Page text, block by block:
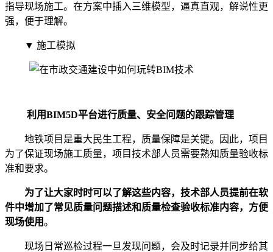
指导现场施工。在方案中插入三维模型，逼真直观，解说性更
强，便于理解。
▼ 施工模拟
利用BIM5D平台进行质量、安全问题的跟踪管理
地铁项目是重大民生工程，质量保障是关键。因此，项目
为了保证现场施工质量，项目技术部人员需要熟知质量验收标
准和要求。
为了让大家时时可以了解这些内容，技术部人员提前在软
件中增加了常见质量问题描述和质量检查验收标准内容，方便
现场使用。
现场日常巡检过程一旦发现问题，会及时记录并同步给其